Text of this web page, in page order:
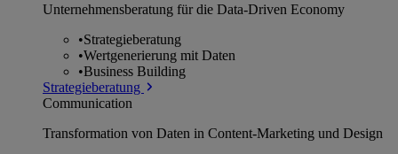
Unternehmens­beratung für die Data-Driven Economy
•Strategieberatung
•Wertgenerierung mit Daten
•Business Building
Strategieberatung
Communication
Transformation von Daten in Content-Marketing und Design